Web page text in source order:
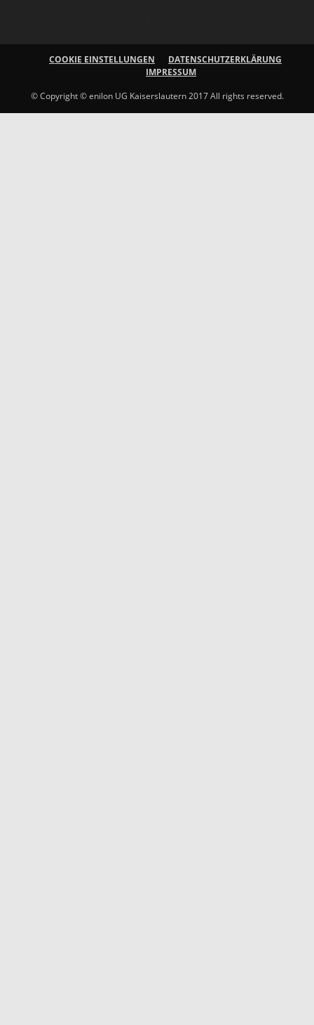
COOKIE EINSTELLUNGEN
DATENSCHUTZERKLÄRUNG
IMPRESSUM
© Copyright © enilon UG Kaiserslautern 2017 All rights reserved.